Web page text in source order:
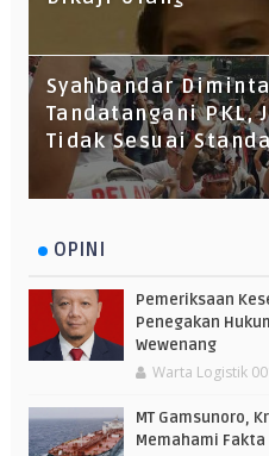
Syahbandar
Tandatangani PKL,
Tidak Sesuai
OPINI
Pemeriksaan
Penegakan
Wewenang
Warta Logistik
MT Gamsunoro,
Memahami